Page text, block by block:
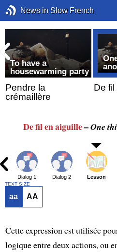
News in Slow French
To have a
housewarming party
Pendre la
crémaillère
De
De filen aiguille–One
Dialog 1 Dialog 2 Lesson
TEXT SIZE
aa AA
Cette expression est utilisée
logique entre deux actions, ou